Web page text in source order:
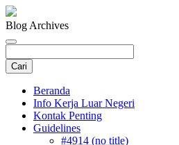
Blog Archives
Beranda
Info Kerja Luar Negeri
Kontak Penting
Guidelines
#4914 (no title)